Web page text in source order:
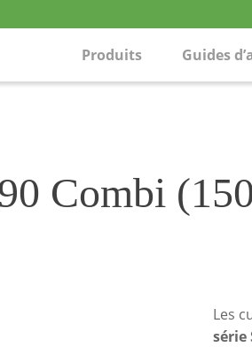
Produits Guides
Combi
Les
série